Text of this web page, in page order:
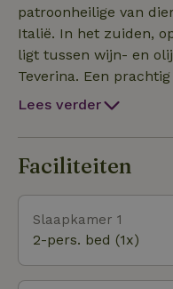
keuken/badkamer,
is geschikt voor 2+2
patroonheilige van
Italië. In het zuiden,
ligt tussen wijn- en
Teverina. Een
smalle straatjes waar
Lees verder
Faciliteiten
Slaapkamer 1
2-pers. bed (1x)